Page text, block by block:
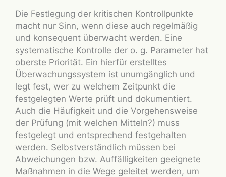
Die Festlegung der kritischen Kontrollpunkte
macht nur Sinn, wenn diese auch regelmäßig
und konsequent überwacht werden. Eine
systematische Kontrolle der o. g. Parameter hat
oberste Priorität. Ein hierfür erstelltes
Überwachungssystem ist unumgänglich und
legt fest, wer zu welchem Zeitpunkt die
festgelegten Werte prüft und dokumentiert.
Auch die Häufigkeit und die Vorgehensweise
der Prüfung (mit welchen Mitteln?) muss
festgelegt und entsprechend festgehalten
werden. Selbstverständlich müssen bei
Abweichungen bzw. Auffälligkeiten geeignete
Maßnahmen in die Wege geleitet werden, um